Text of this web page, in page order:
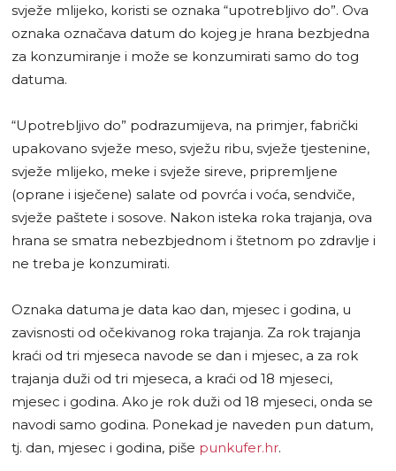
svježe mlijeko, koristi se oznaka “upotrebljivo do”. Ova
oznaka označava datum do kojeg je hrana bezbjedna
za konzumiranje i može se konzumirati samo do tog
datuma.
“Upotrebljivo do” podrazumijeva, na primjer, fabrički
upakovano svježe meso, svježu ribu, svježe tjestenine,
svježe mlijeko, meke i svježe sireve, pripremljene
(oprane i isječene) salate od povrća i voća, sendviče,
svježe paštete i sosove. Nakon isteka roka trajanja, ova
hrana se smatra nebezbjednom i štetnom po zdravlje i
ne treba je konzumirati.
Oznaka datuma je data kao dan, mjesec i godina, u
zavisnosti od očekivanog roka trajanja. Za rok trajanja
kraći od tri mjeseca navode se dan i mjesec, a za rok
trajanja duži od tri mjeseca, a kraći od 18 mjeseci,
mjesec i godina. Ako je rok duži od 18 mjeseci, onda se
navodi samo godina. Ponekad je naveden pun datum,
tj. dan, mjesec i godina, piše punkufer.hr.